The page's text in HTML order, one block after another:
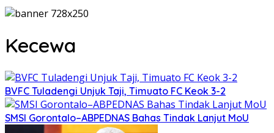
Kecewa
BVFC Tuladengi Unjuk Taji, Timuato FC Keok 3-2
SMSI Gorontalo–ABPEDNAS Bahas Tindak Lanjut MoU